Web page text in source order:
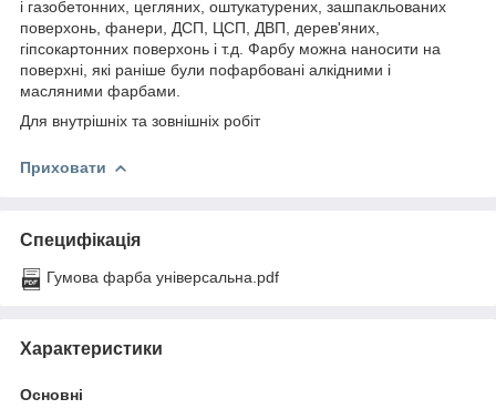
і газобетонних, цегляних, оштукатурених, зашпакльованих
поверхонь, фанери, ДСП, ЦСП, ДВП, дерев'яних,
гіпсокартонних поверхонь і т.д. Фарбу можна наносити на
поверхні, які раніше були пофарбовані алкідними і
масляними фарбами.
Для внутрішніх та зовнішніх робіт
Приховати
Специфікація
Гумова фарба універсальна.pdf
Характеристики
Основні